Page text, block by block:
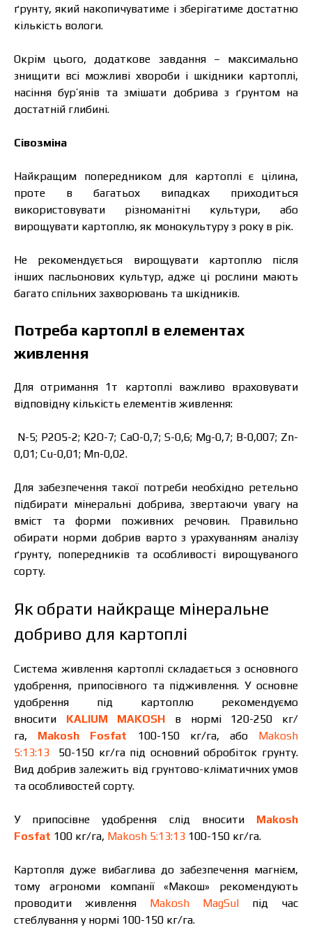
ґрунту, який накопичуватиме і зберігатиме достатню
кількість вологи.
Окрім цього, додаткове завдання – максимально
знищити всі можливі хвороби і шкідники картоплі,
насіння бур’янів та змішати добрива з ґрунтом на
достатній глибині.
Сівозміна
Найкращим попередником для картоплі є цілина,
проте в багатьох випадках приходиться
використовувати різноманітні культури, або
вирощувати картоплю, як монокультуру з року в рік.
Не рекомендується вирощувати картоплю після
інших пасльонових культур, адже ці рослини мають
багато спільних захворювань та шкідників.
Потреба картоплі в елементах
живлення
Для отримання 1т картоплі важливо враховувати
відповідну кількість елементів живлення:
N-5; P2O5-2; K2O-7; CaO-0,7; S-0,6; Mg-0,7; B-0,007; Zn-
0,01; Cu-0,01; Mn-0,02.
Для забезпечення такої потреби необхідно ретельно
підбирати мінеральні добрива, звертаючи увагу на
вміст та форми поживних речовин. Правильно
обирати норми добрив варто з урахуванням аналізу
ґрунту, попередників та особливості вирощуваного
сорту.
Як обрати найкраще мінеральне
добриво для картоплі
Система живлення картоплі складається з основного
удобрення, припосівного та підживлення. У основне
удобрення під картоплю рекомендуємо
вносити KALIUM MAKOSH в нормі 120-250 кг/
га,
Makosh Fosfat 100-150 кг/га, або Makosh
5:13:13 50-150 кг/га під основний обробіток грунту.
Вид добрив залежить від грунтово-кліматичних умов
та особливостей сорту.
У припосівне удобрення слід вносити Makosh
Fosfat 100 кг/га, Makosh 5:13:13 100-150 кг/га.
Картопля дуже вибаглива до забезпечення магнієм,
тому агрономи компанії «Макош» рекомендують
проводити живлення Makosh MagSul
під час
стеблування у нормі 100-150 кг/га.
Ціна залежить від об’єму та регіону доставки.
Для прорахунку індивідуальної ціни заповніть
Я ознайомився та приймаю політику
захисту персональних даних.
Я ознайомився та приймаю політику
захисту персональних даних.